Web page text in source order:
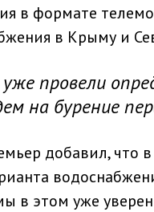
в формате
в Крыму и
провели
на бурение
добавил, что
в этом уже